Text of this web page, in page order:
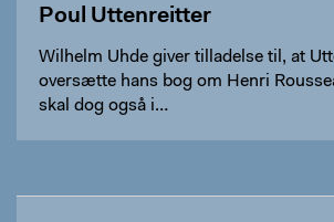
Poul Uttenreitter
Wilhelm Uhde giver tilladelse til, at
oversætte hans bog om Henri
skal dog også i…